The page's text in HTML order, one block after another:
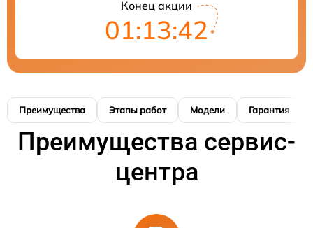
Конец акции
01:13:40
Преимущества Этапы работ Модели Гарантия
Преимущества сервис-
центра